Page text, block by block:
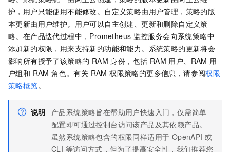
护，用户只能使用不能修改。自定义策略由用户管理，策略的版
本更新由用户维护。用户可以自主创建、更新和删除自定义策
略。在产品迭代过程中，Prometheus 监控服务会向系统策略中
添加新的权限，用来支持新的功能和能力。系统策略的更新将会
影响所有授予了该策略的 RAM 身份，包括 RAM 用户、RAM 用
户组和 RAM 角色。有关 RAM 权限策略的更多信息，请参阅权限
策略概览。
说明
产品系统策略旨在帮助用户快速入门，仅需简单
配置即可通过控制台访问该产品及其依赖产品。
虽然系统策略包含的权限同样适用于 OpenAPI 或
CLI 等访问方式，但为了提高安全性，我们推荐您